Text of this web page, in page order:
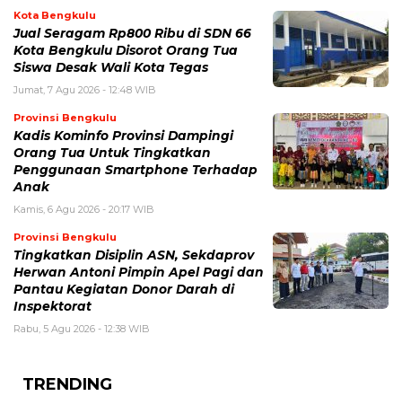
Kota Bengkulu
Jual Seragam Rp800 Ribu di SDN 66
Kota Bengkulu Disorot Orang Tua
Siswa Desak Wali Kota Tegas
Jumat, 7 Agu 2026 - 12:48 WIB
Provinsi Bengkulu
Kadis Kominfo Provinsi Dampingi
Orang Tua Untuk Tingkatkan
Penggunaan Smartphone Terhadap
Anak
Kamis, 6 Agu 2026 - 20:17 WIB
Provinsi Bengkulu
Tingkatkan Disiplin ASN, Sekdaprov
Herwan Antoni Pimpin Apel Pagi dan
Pantau Kegiatan Donor Darah di
Inspektorat
Rabu, 5 Agu 2026 - 12:38 WIB
TRENDING